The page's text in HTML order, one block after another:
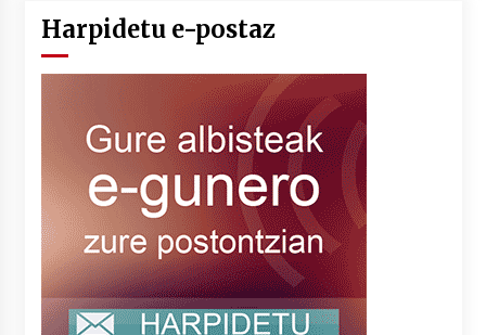
Harpidetu e-postaz